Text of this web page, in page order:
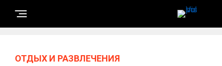
ОТДЫХ И РАЗВЛЕЧЕНИЯ